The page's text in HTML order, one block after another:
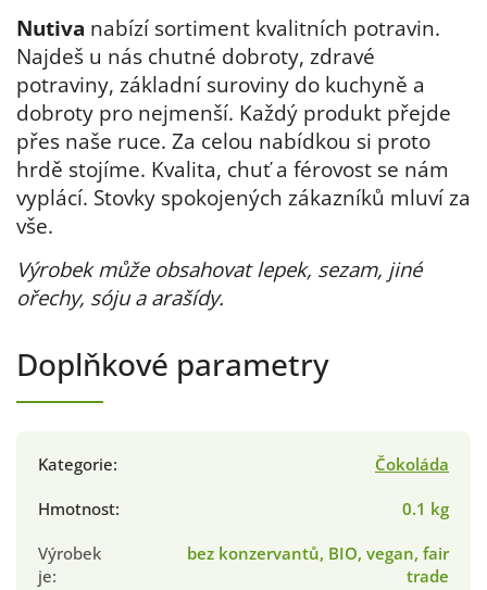
Nutiva nabízí sortiment kvalitních potravin.
Najdeš u nás chutné dobroty, zdravé
potraviny, základní suroviny do kuchyně a
dobroty pro nejmenší. Každý produkt přejde
přes naše ruce. Za celou nabídkou si proto
hrdě stojíme. Kvalita, chuť a férovost se nám
vyplácí. Stovky spokojených zákazníků mluví za
vše.
Výrobek může obsahovat lepek, sezam, jiné
ořechy, sóju a arašídy.
Doplňkové parametry
Kategorie:
Čokoláda
Hmotnost:
0.1 kg
Výrobek
je:
bez konzervantů, BIO, vegan, fair
trade